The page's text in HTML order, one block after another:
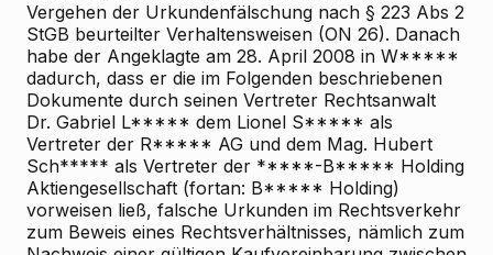
Vergehen der Urkundenfälschung nach § 223 Abs 2
StGB beurteilter Verhaltensweisen (ON 26). Danach
habe der Angeklagte am 28. April 2008 in W*****
dadurch, dass er die im Folgenden beschriebenen
Dokumente durch seinen Vertreter Rechtsanwalt
Dr. Gabriel L***** dem Lionel S***** als
Vertreter der R***** AG und dem Mag. Hubert
Sch***** als Vertreter der *****-B***** Holding
Aktiengesellschaft (fortan: B***** Holding)
vorweisen ließ, falsche Urkunden im Rechtsverkehr
zum Beweis eines Rechtsverhältnisses, nämlich zum